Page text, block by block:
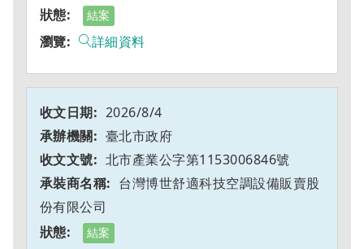
結案
詳細資料
2026/8/4
臺北市政府
北市產業公字第1153006846號
台灣博世舒適科技空調設備販賣股
份有限公司
結案